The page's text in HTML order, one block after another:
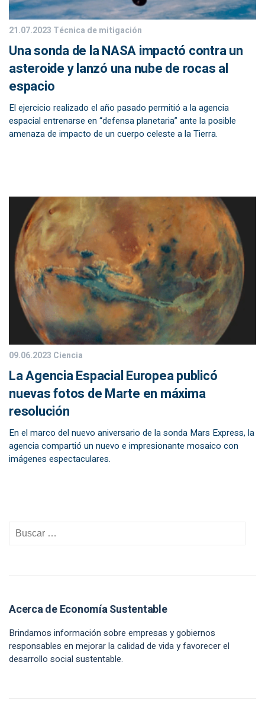
21.07.2023 Técnica de mitigación
Una sonda de la NASA impactó contra un
asteroide y lanzó una nube de rocas al
espacio
El ejercicio realizado el año pasado permitió a la agencia
espacial entrenarse en “defensa planetaria” ante la posible
amenaza de impacto de un cuerpo celeste a la Tierra.
09.06.2023 Ciencia
La Agencia Espacial Europea publicó
nuevas fotos de Marte en máxima
resolución
En el marco del nuevo aniversario de la sonda Mars Express, la
agencia compartió un nuevo e impresionante mosaico con
imágenes espectaculares.
Acerca de Economía Sustentable
Brindamos información sobre empresas y gobiernos
responsables en mejorar la calidad de vida y favorecer el
desarrollo social sustentable.